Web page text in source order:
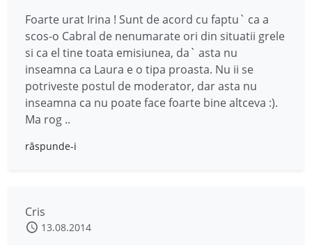
Foarte urat Irina ! Sunt de acord cu faptu` ca a
scos-o Cabral de nenumarate ori din situatii grele
si ca el tine toata emisiunea, da` asta nu
inseamna ca Laura e o tipa proasta. Nu ii se
potriveste postul de moderator, dar asta nu
inseamna ca nu poate face foarte bine altceva :).
Ma rog ..
răspunde-i
Cris
13.08.2014